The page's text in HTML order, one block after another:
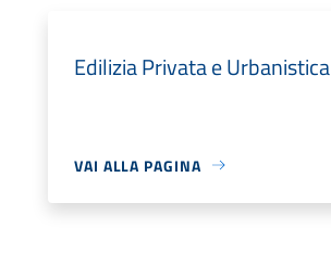
Edilizia Privata e Urbanistica
VAI ALLA PAGINA